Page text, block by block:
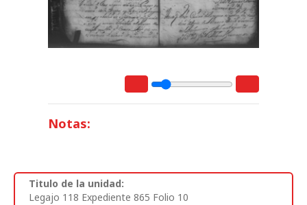
Notas:
Titulo de la unidad:
Legajo 118 Expediente 865 Folio 10